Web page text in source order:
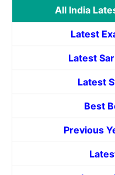
All India
Latest
Latest
Latest
Best
Previous